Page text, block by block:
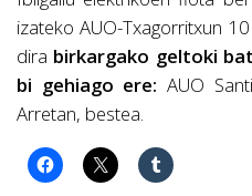
izateko AUO-Txagorritxun
dira birkargako geltoki bat
bi gehiago ere:AUO
Arretan, bestea.